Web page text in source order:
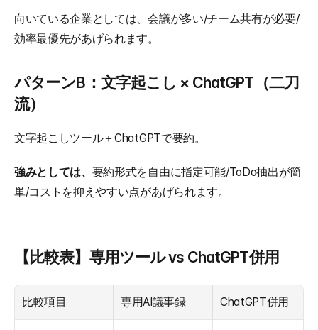
向いている企業としては、会議が多い/チーム共有が必要/
効率最優先があげられます。
パターンB：文字起こし × ChatGPT（二刀
流）
文字起こしツール＋ChatGPTで要約。
強みとしては、 要約形式を自由に指定可能/ToDo抽出が簡
単/コストを抑えやすい点があげられます。
【比較表】専用ツール vs ChatGPT併用
比較項目 専用AI議事録 ChatGPT併用